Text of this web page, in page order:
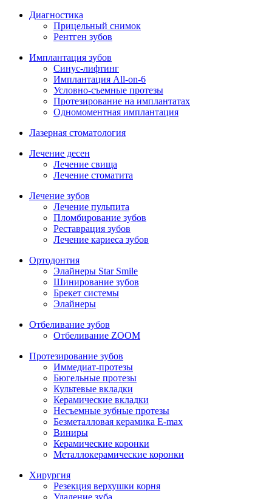
Диагностика
Прицельный снимок
Рентген зубов
Имплантация зубов
Синус-лифтинг
Имплантация All-on-6
Условно-съемные протезы
Протезирование на имплантатах
Одномоментная имплантация
Лазерная стоматология
Лечение десен
Лечение свища
Лечение стоматита
Лечение зубов
Лечение пульпита
Пломбирование зубов
Реставрация зубов
Лечение кариеса зубов
Ортодонтия
Элайнеры Star Smile
Шинирование зубов
Брекет системы
Элайнеры
Отбеливание зубов
Отбеливание ZOOM
Протезирование зубов
Иммедиат-протезы
Бюгельные протезы
Культевые вкладки
Керамические вкладки
Несъемные зубные протезы
Безметалловая керамика E-max
Виниры
Керамические коронки
Металлокерамические коронки
Хирургия
Резекция верхушки корня
Удаление зуба